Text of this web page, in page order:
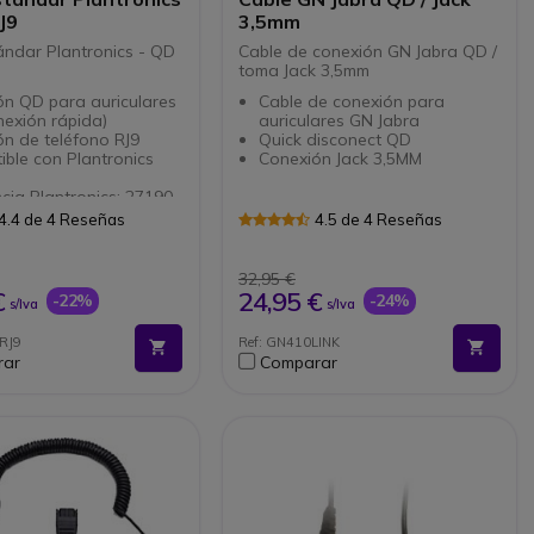
Plantronics - QD
QD para auriculares
rápida)
de teléfono RJ9
con Plantronics
Plantronics: 27190-
de 4 Reseñas
s/Iva -22%
3,5mm
Cable de conexión GN Jabra QD /
toma Jack 3,5mm
Cable de conexión para
auriculares GN Jabra
Quick disconect QD
Conexión Jack 3,5MM
4.5 de 4 Reseñas
32,95 €
24,95 € s/Iva -24%
Ref: GN410LINK
Comparar